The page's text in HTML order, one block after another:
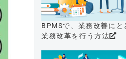
BPMSで、業務改善にと
業務改革を行う方法